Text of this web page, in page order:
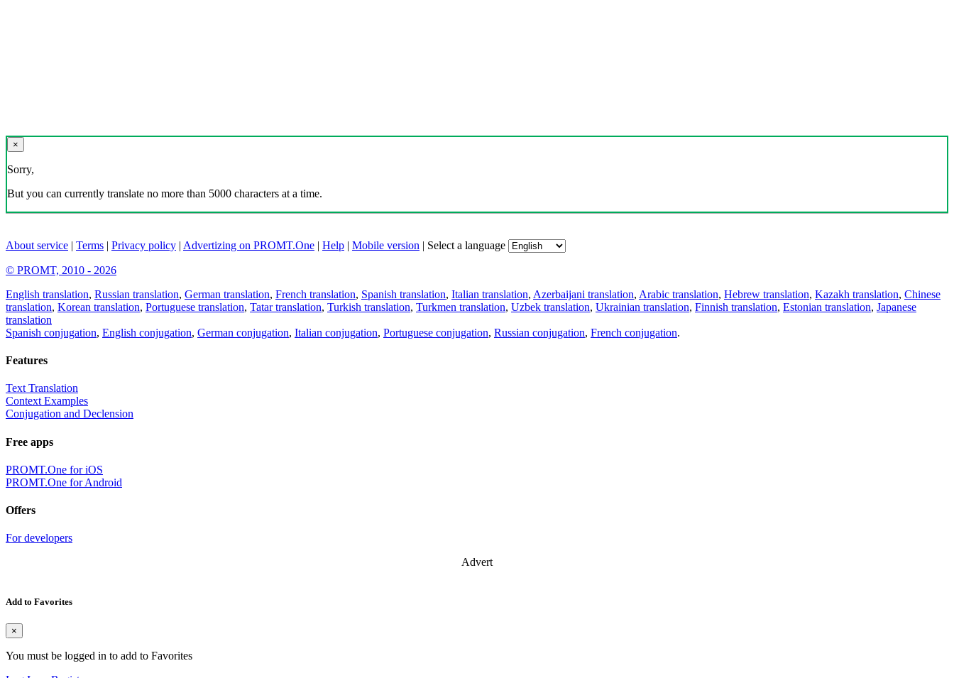
×
Sorry,
But you can currently translate no more than 5000 characters at a time.
About service | Terms | Privacy policy | Advertizing on PROMT.One | Help | Mobile version | Select a language
© PROMT, 2010 - 2026
English translation, Russian translation, German translation, French translation, Spanish translation, Italian translation, Azerbaijani translation, Arabic translation, Hebrew translation, Kazakh translation, Chinese
translation, Korean translation, Portuguese translation, Tatar translation, Turkish translation, Turkmen translation, Uzbek translation, Ukrainian translation, Finnish translation, Estonian translation, Japanese
translation
Spanish conjugation, English conjugation, German conjugation, Italian conjugation, Portuguese conjugation, Russian conjugation, French conjugation.
Features
Text Translation
Context Examples
Conjugation and Declension
Free apps
PROMT.One for iOS
PROMT.One for Android
Offers
For developers
Advert
Add to Favorites
×
You must be logged in to add to Favorites